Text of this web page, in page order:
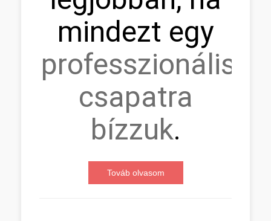
mindezt egy
professzionális
csapatra
bízzuk.
Továb olvasom